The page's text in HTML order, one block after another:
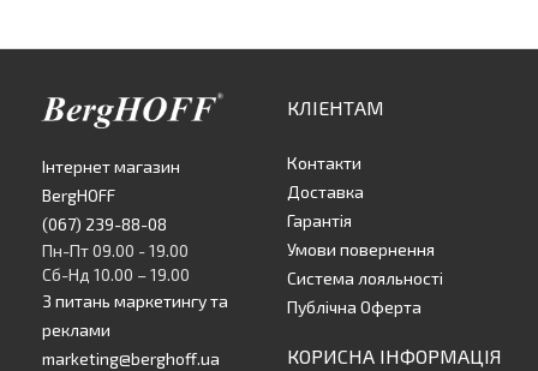
Інтернет магазин
BergHOFF
(067) 239-88-08
Пн-Пт 09.00 - 19.00
Сб-Нд 10.00 – 19.00
З питань маркетингу та
реклами
marketing@berghoff.ua
КЛІЕНТАМ
Контакти
Доставка
Гарантія
Умови повернення
Система лояльності
Публічна Оферта
КОРИСНА ІНФОРМАЦІЯ